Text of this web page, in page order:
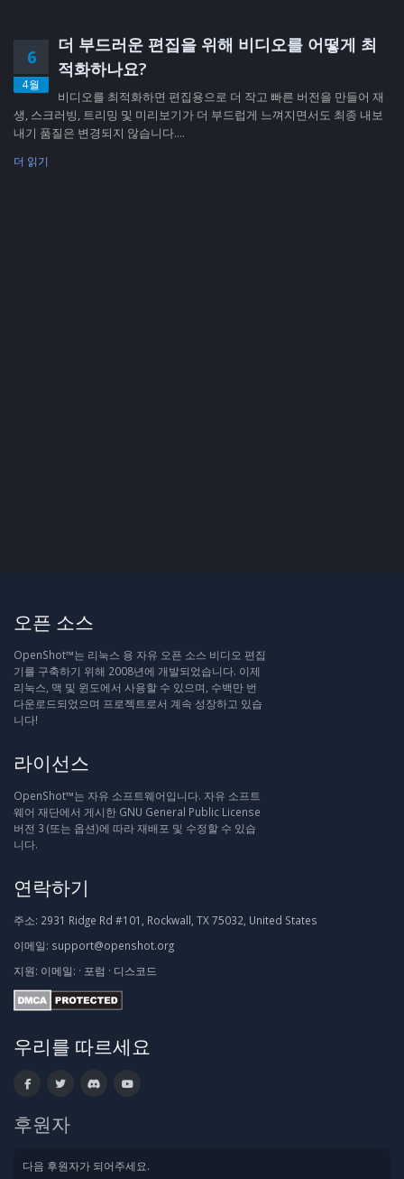
6
4월
더 부드러운 편집을 위해 비디오를 어떻게 최
적화하나요?
비디오를 최적화하면 편집용으로 더 작고 빠른 버전을 만들어 재
생, 스크러빙, 트리밍 및 미리보기가 더 부드럽게 느껴지면서도 최종 내보
내기 품질은 변경되지 않습니다....
더 읽기
오픈 소스
OpenShot™는 리눅스 용 자유 오픈 소스 비디오 편집
기를 구축하기 위해 2008년에 개발되었습니다. 이제
리눅스, 맥 및 윈도에서 사용할 수 있으며, 수백만 번
다운로드되었으며 프로젝트로서 계속 성장하고 있습
니다!
라이선스
OpenShot™는 자유 소프트웨어입니다. 자유 소프트
웨어 재단에서 게시한 GNU General Public License
버전 3 (또는 옵션)에 따라 재배포 및 수정할 수 있습
니다.
연락하기
주소: 2931 Ridge Rd #101, Rockwall, TX 75032, United States
이메일: support@openshot.org
지원: 이메일: · 포럼 · 디스코드
우리를 따르세요
후원자
다음 후원자가 되어주세요.